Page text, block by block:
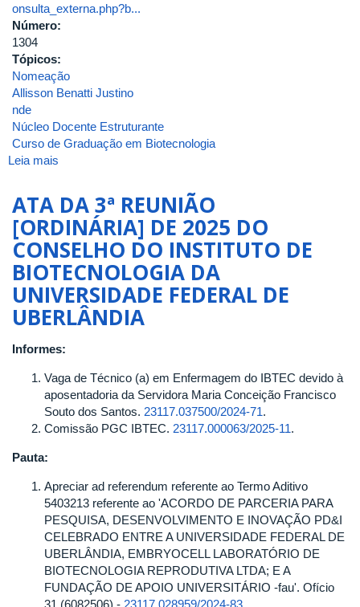
onsulta_externa.php?b...
Número:
1304
Tópicos:
Nomeação
Allisson Benatti Justino
nde
Núcleo Docente Estruturante
Curso de Graduação em Biotecnologia
Leia mais
Pessoal
UFU
Nº
1304,
de
12
de
março
de
ATA DA 3ª REUNIÃO
[ORDINÁRIA] DE 2025 DO
CONSELHO DO INSTITUTO DE
BIOTECNOLOGIA DA
UNIVERSIDADE FEDERAL DE
UBERLÂNDIA
Informes:
Vaga de Técnico (a) em Enfermagem do IBTEC devido à
aposentadoria da Servidora Maria Conceição Francisco
Souto dos Santos. 23117.037500/2024-71.
Comissão PGC IBTEC. 23117.000063/2025-11.
Pauta:
Apreciar ad referendum referente ao Termo Aditivo
5403213 referente ao 'ACORDO DE PARCERIA PARA
PESQUISA, DESENVOLVIMENTO E INOVAÇÃO PD&I
CELEBRADO ENTRE A UNIVERSIDADE FEDERAL DE
UBERLÂNDIA, EMBRYOCELL LABORATÓRIO DE
BIOTECNOLOGIA REPRODUTIVA LTDA; E A
FUNDAÇÃO DE APOIO UNIVERSITÁRIO -fau'. Ofício
31 (6082506) - 23117.028959/2024-83